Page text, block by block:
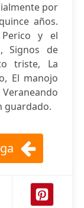
por
años.
Perico y el
Signos de
triste, La
El manojo
guardado.